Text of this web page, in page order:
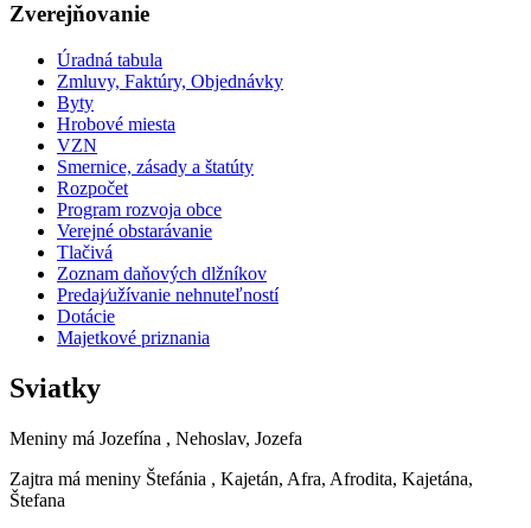
Zverejňovanie
Úradná tabula
Zmluvy, Faktúry, Objednávky
Byty
Hrobové miesta
VZN
Smernice, zásady a štatúty
Rozpočet
Program rozvoja obce
Verejné obstarávanie
Tlačivá
Zoznam daňových dlžníkov
Predaj⁄užívanie nehnuteľností
Dotácie
Majetkové priznania
Sviatky
Meniny má Jozefína , Nehoslav, Jozefa
Zajtra má meniny Štefánia , Kajetán, Afra, Afrodita, Kajetána,
Štefana